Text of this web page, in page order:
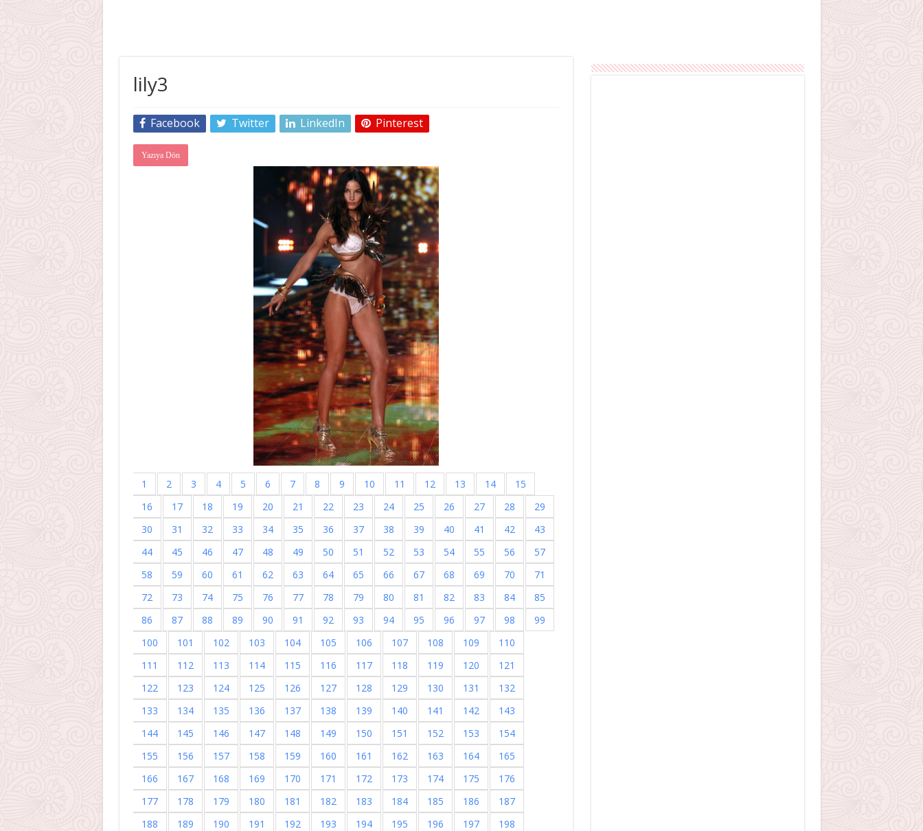
lily3
Facebook Twitter LinkedIn Pinterest
Yazıya Dön
1 2 3 4 5 6 7 8 9 10 11 12 13 14
15
16
17 18 19 20 21 22 23 24 25 26 27 28
29
30
31 32 33 34 35 36 37 38 39 40 41 42
43
44
45 46 47 48 49 50 51 52 53 54 55 56
57
58
59 60 61 62 63 64 65 66 67 68 69 70
71
72
73 74 75 76 77 78 79 80 81 82 83 84
85
86
87 88 89 90 91 92 93 94 95 96 97 98
99
100
101 102 103 104 105 106 107 108 109
110
111
112 113 114 115 116 117 118 119 120
121
122
123 124 125 126 127 128 129 130 131
132
133
134 135 136 137 138 139 140 141 142
143
144
145 146 147 148 149 150 151 152 153
154
155
156 157 158 159 160 161 162 163 164
165
166
167 168 169 170 171 172 173 174 175
176
177
178 179 180 181 182 183 184 185 186
187
188
189 190 191 192 193 194 195 196 197
198